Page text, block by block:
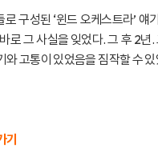
로 구성된 ‘윈드 오케스트라’
로 그 사실을 잊었다. 그 후 2
와 고통이 있었음을 짐작할 수
기